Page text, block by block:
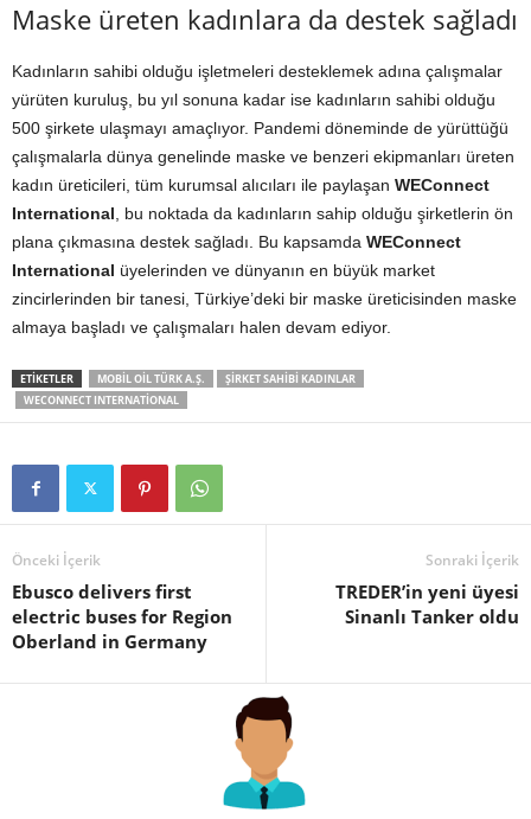
Maske üreten kadınlara da destek sağladı
Kadınların sahibi olduğu işletmeleri desteklemek adına çalışmalar
yürüten kuruluş, bu yıl sonuna kadar ise kadınların sahibi olduğu
500 şirkete ulaşmayı amaçlıyor. Pandemi döneminde de yürüttüğü
çalışmalarla dünya genelinde maske ve benzeri ekipmanları üreten
kadın üreticileri, tüm kurumsal alıcıları ile paylaşan WEConnect
International , bu noktada da kadınların sahip olduğu şirketlerin ön
plana çıkmasına destek sağladı. Bu kapsamda WEConnect
International üyelerinden ve dünyanın en büyük market
zincirlerinden bir tanesi, Türkiye’deki bir maske üreticisinden maske
almaya başladı ve çalışmaları halen devam ediyor.
ETIKETLER MOBIL OIL TÜRK A.Ş.
ŞIRKET SAHIBI KADINLAR
WECONNECT INTERNATIONAL
Önceki İçerik
Ebusco delivers first
electric buses for Region
Oberland in Germany
Sonraki İçerik
TREDER’in yeni üyesi
Sinanlı Tanker oldu